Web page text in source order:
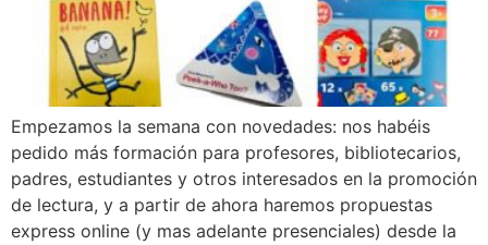
Empezamos la semana con novedades: nos habéis
pedido más formación para profesores, bibliotecarios,
padres, estudiantes y otros interesados en la promoción
de lectura, y a partir de ahora haremos propuestas
express online (y mas adelante presenciales) desde la